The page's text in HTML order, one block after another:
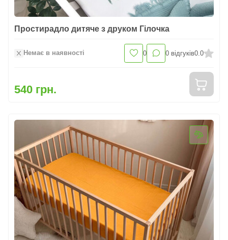
Простирадло дитяче з друком Гілочка
Немає в наявності 0 0 відгуків0.0
540 грн.